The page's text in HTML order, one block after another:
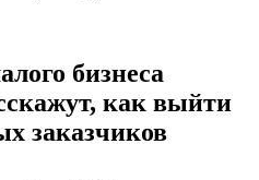
бизнеса
как выйти
заказчиков